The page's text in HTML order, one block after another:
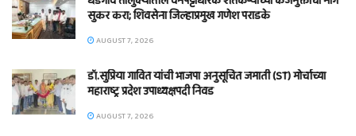
सुकर करा; शिवसेना जिल्हाप्रमुख गणेश पराडके
AUGUST 7, 2026
डॉ.सुप्रिया गावित यांची भाजपा अनुसूचित जमाती (ST) मोर्चाच्या
महाराष्ट्र प्रदेश उपाध्यक्षपदी निवड
AUGUST 7, 2026